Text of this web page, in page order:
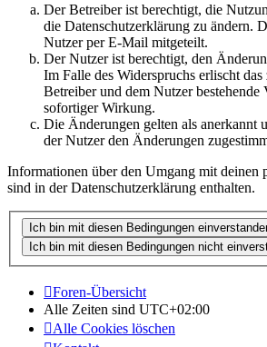
Der Betreiber ist berechtigt, die
die Datenschutzerklärung zu ändern.
Nutzer per E-Mail mitgeteilt.
Der Nutzer ist berechtigt, den
Im Falle des Widerspruchs erlischt
Betreiber und dem Nutzer bestehende
sofortiger Wirkung.
Die Änderungen gelten als anerkannt
der Nutzer den Änderungen
Informationen über den Umgang mit deinen
sind in der Datenschutzerklärung enthalten.
Foren-Übersicht
Alle Zeiten sind UTC+02:00
Alle Cookies löschen